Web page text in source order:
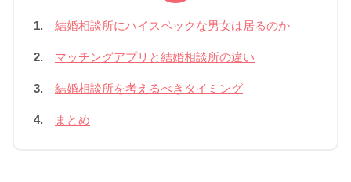
1. 結婚相談所にハイスペックな男女は居るのか
2. マッチングアプリと結婚相談所の違い
3. 結婚相談所を考えるべきタイミング
4. まとめ